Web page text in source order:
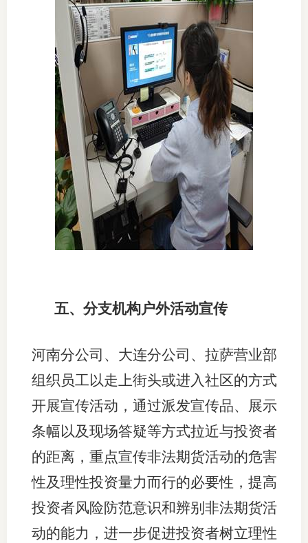
五、分支机构户外活动宣传
河南分公司、大连分公司、拉萨营业部
组织员工以走上街头或进入社区的方式
开展宣传活动，通过派发宣传品、展示
条幅以及现场答疑等方式拉近与投资者
的距离，重点宣传非法期货活动的危害
性及理性投资量力而行的必要性，提高
投资者风险防范意识和辨别非法期货活
动的能力，进一步促进投资者树立理性